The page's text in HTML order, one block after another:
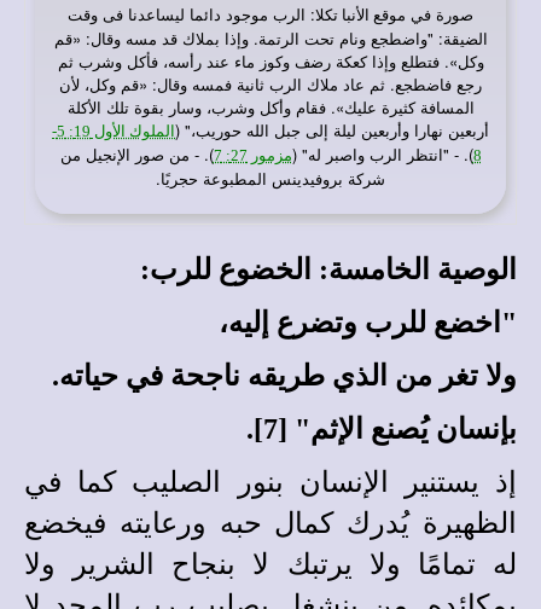
صورة في موقع الأنبا تكلا: الرب موجود دائما ليساعدنا فى وقت
الضيقة: "واضطجع ونام تحت الرتمة. وإذا بملاك قد مسه وقال: «قم
وكل». فتطلع وإذا كعكة رضف وكوز ماء عند رأسه، فأكل وشرب ثم
رجع فاضطجع. ثم عاد ملاك الرب ثانية فمسه وقال: «قم وكل، لأن
المسافة كثيرة عليك». فقام وأكل وشرب، وسار بقوة تلك الأكلة
أربعين نهارا وأربعين ليلة إلى جبل الله حوريب،" (
الملوك الأول 19: 5-
8). - "انتظر الرب واصبر له" (مزمور 27: 7
). - من صور الإنجيل من
شركة بروفيدينس المطبوعة حجريًا.
الوصية الخامسة: الخضوع للرب:
"اخضع للرب وتضرع إليه،
ولا تغر من الذي طريقه ناجحة في حياته.
بإنسان يُصنع الإثم" [7].
إذ يستنير الإنسان بنور الصليب كما في
الظهيرة يُدرك كمال حبه ورعايته فيخضع
له تمامًا ولا يرتبك لا بنجاح الشرير ولا